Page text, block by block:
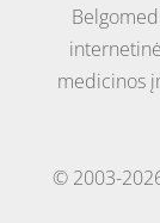
medicinos
© 2003-